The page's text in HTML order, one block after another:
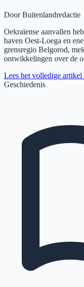
DoorBuitenlandredactie
Oekraïense aanvallen
haven Oest-Loega en
grensregio Belgorod,
ontwikkelingen over de
Lees het volledige artikel
Geschiedenis